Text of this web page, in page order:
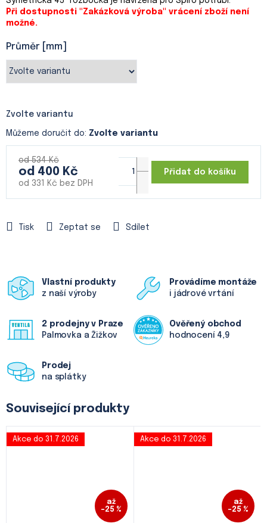
Průměr [mm]
Při dostupnosti "Zakázková výroba" vrácení zboží není
možné.
Tisk Zeptat se Sdílet
Můžeme doručit do: Zvolte variantu
Zvolte variantu
od 534 Kč
od 400 Kč
od 331 Kč bez DPH
Přidat do košíku
Vlastní produkty
z naší výroby
Provádíme montáže
i jádrové vrtání
2 prodejny v Praze
Palmovka a Žižkov
Ověřený obchod
hodnocení 4,9
Prodej
na splátky
Související produkty
Akce do 31.7.2026
až
–25 %
Akce do 31.7.2026
až
–25 %